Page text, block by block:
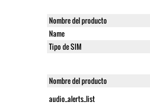
Nombre del producto
Name
Tipo de SIM
Nombre del producto
audio_alerts_list